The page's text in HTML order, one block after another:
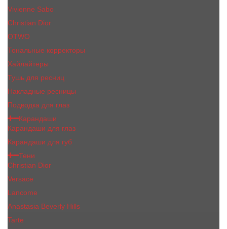
Vivienne Sabo
Сhristiаn Diоr
OTWO
Тональные корректоры
Хайлайтеры
Тушь для ресниц
Накладные ресницы
Подводка для глаз
Карандаши
Карандаши для глаз
Карандаши для губ
Тени
Christian Dior
Versace
Lancome
Anastasia Beverly Hills
Tarte